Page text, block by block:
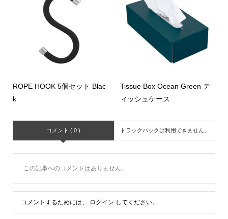
ROPE HOOK 5個セット Blac
k
Tissue Box Ocean Green テ
ィッシュケース
コメント ( 0 ) トラックバックは利用できません。
この記事へのコメントはありません。
コメントするためには、 ログイン してください。